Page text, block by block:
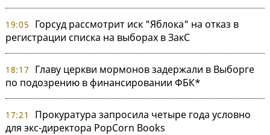
19:05
Горсуд рассмотрит иск "Яблока" на отказ в
регистрации списка на выборах в ЗакС
18:17
Главу церкви мормонов задержали в Выборге
по подозрению в финансировании ФБК*
17:21
Прокуратура запросила четыре года условно
для экс-директора PopCorn Books